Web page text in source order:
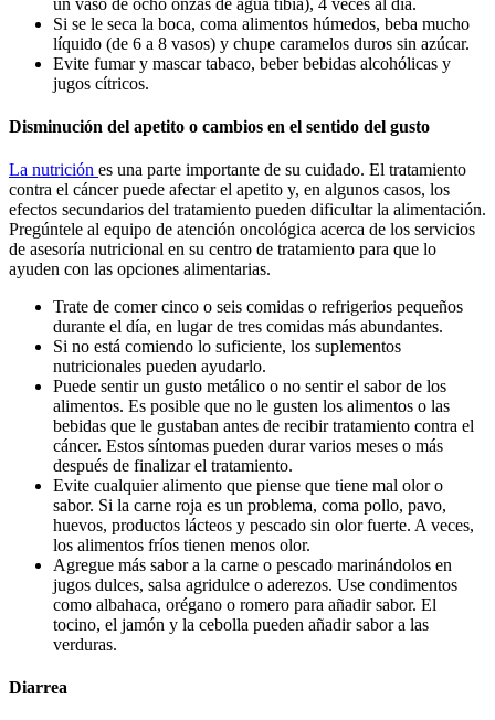
Si se le seca la boca, coma alimentos húmedos, beba mucho
líquido (de 6 a 8 vasos) y chupe caramelos duros sin azúcar.
Evite fumar y mascar tabaco, beber bebidas alcohólicas y
jugos cítricos.
Disminución del apetito o cambios en el sentido del gusto
La nutrición es una parte importante de su cuidado. El tratamiento
contra el cáncer puede afectar el apetito y, en algunos casos, los
efectos secundarios del tratamiento pueden dificultar la alimentación.
Pregúntele al equipo de atención oncológica acerca de los servicios
de asesoría nutricional en su centro de tratamiento para que lo
ayuden con las opciones alimentarias.
Trate de comer cinco o seis comidas o refrigerios pequeños
durante el día, en lugar de tres comidas más abundantes.
Si no está comiendo lo suficiente, los suplementos
nutricionales pueden ayudarlo.
Puede sentir un gusto metálico o no sentir el sabor de los
alimentos. Es posible que no le gusten los alimentos o las
bebidas que le gustaban antes de recibir tratamiento contra el
cáncer. Estos síntomas pueden durar varios meses o más
después de finalizar el tratamiento.
Evite cualquier alimento que piense que tiene mal olor o
sabor. Si la carne roja es un problema, coma pollo, pavo,
huevos, productos lácteos y pescado sin olor fuerte. A veces,
los alimentos fríos tienen menos olor.
Agregue más sabor a la carne o pescado marinándolos en
jugos dulces, salsa agridulce o aderezos. Use condimentos
como albahaca, orégano o romero para añadir sabor. El
tocino, el jamón y la cebolla pueden añadir sabor a las
verduras.
Diarrea